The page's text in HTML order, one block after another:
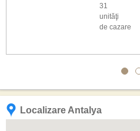
31
unităţi
de cazare
Localizare Antalya